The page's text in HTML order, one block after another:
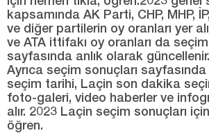
kapsamında AK Parti, CHP, MHP,
ve diğer partilerin oy oranları yer
ve ATA ittifakı oy oranları da
sayfasında anlık olarak güncellenir.
Ayrıca seçim sonuçları sayfasında
seçim tarihi, Laçin son dakika
foto-galeri, video haberler ve
alır. 2023 Laçin seçim sonuçları
öğren.